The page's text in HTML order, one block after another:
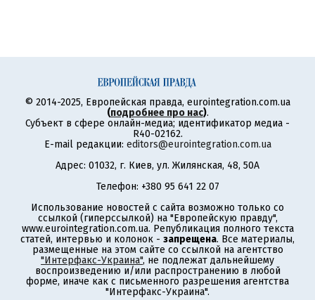
© 2014-2025, Европейская правда, eurointegration.com.ua
(подробнее про нас).
Субъект в сфере онлайн-медиа; идентификатор медиа -
R40-02162.
E-mail редакции: editors@eurointegration.com.ua
Адрес: 01032, г. Киев, ул. Жилянская, 48, 50А
Телефон: +380 95 641 22 07
Использование новостей с сайта возможно только со
ссылкой (гиперссылкой) на "Европейскую правду",
www.eurointegration.com.ua. Републикация полного текста
статей, интервью и колонок - запрещена. Все материалы,
размещенные на этом сайте со ссылкой на агентство
"Интерфакс-Украина", не подлежат дальнейшему
воспроизведению и/или распространению в любой
форме, иначе как с письменного разрешения агентства
"Интерфакс-Украина".